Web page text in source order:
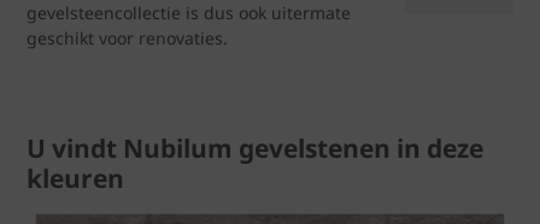
gevelsteencollectie is dus ook uitermate
geschikt voor renovaties.
U vindt Nubilum gevelstenen in deze
kleuren